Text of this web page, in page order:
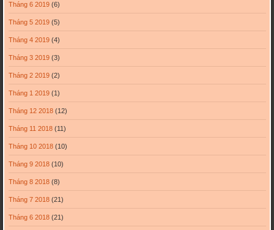
Tháng 6 2019(6)
Tháng 5 2019(5)
Tháng 4 2019(4)
Tháng 3 2019(3)
Tháng 2 2019(2)
Tháng 1 2019(1)
Tháng 12 2018(12)
Tháng 11 2018(11)
Tháng 10 2018(10)
Tháng 9 2018(10)
Tháng 8 2018(8)
Tháng 7 2018(21)
Tháng 6 2018(21)